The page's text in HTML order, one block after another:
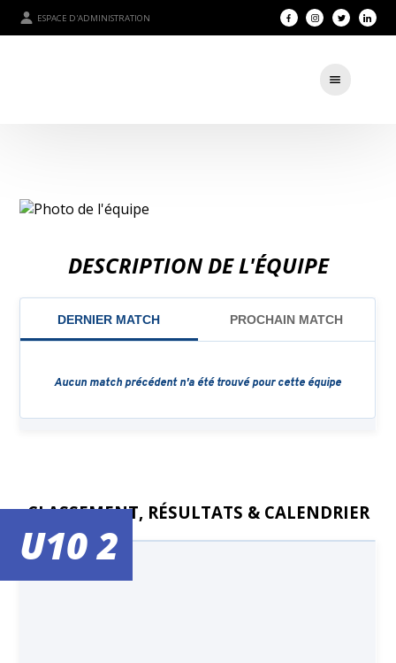
ESPACE D'ADMINISTRATION
U10 2
DESCRIPTION DE L'ÉQUIPE
CLASSEMENT, RÉSULTATS & CALENDRIER